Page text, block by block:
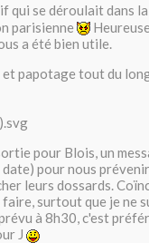
qui se déroulait dans
parisienne
a été bien utile.
papotage tout du
pour Blois, un
pour nous
leurs dossards.
surtout que je ne
à 8h30, c'est
J